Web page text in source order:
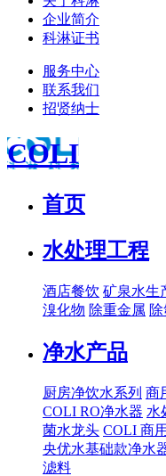
企业简介
科淋证书
服务中心
联系我们
招贤纳士
COLI
首页
水处理工程
酒店餐饮 矿泉水生
溴化物 除重金属
净水产品
厨房净饮水系列 商
COLI RO净水器 水
菌水龙头 COLI 商
央优水基础款净水
滤料